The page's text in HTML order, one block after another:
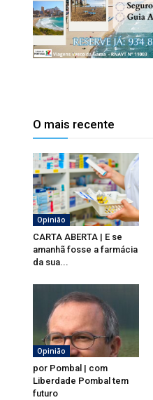
O mais recente
Opinião
CARTA ABERTA | E se
amanhã fosse a farmácia
da sua...
Opinião
por Pombal | com
Liberdade Pombal tem
futuro